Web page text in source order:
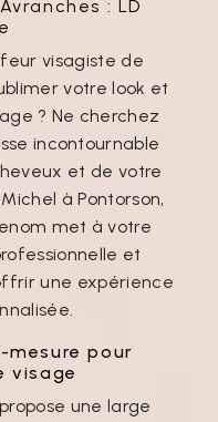
: LD
visagiste de
votre look et
? Ne cherchez
incontournable
et de votre
à Pontorson,
met à votre
et
une expérience
mesure pour
visage
une large